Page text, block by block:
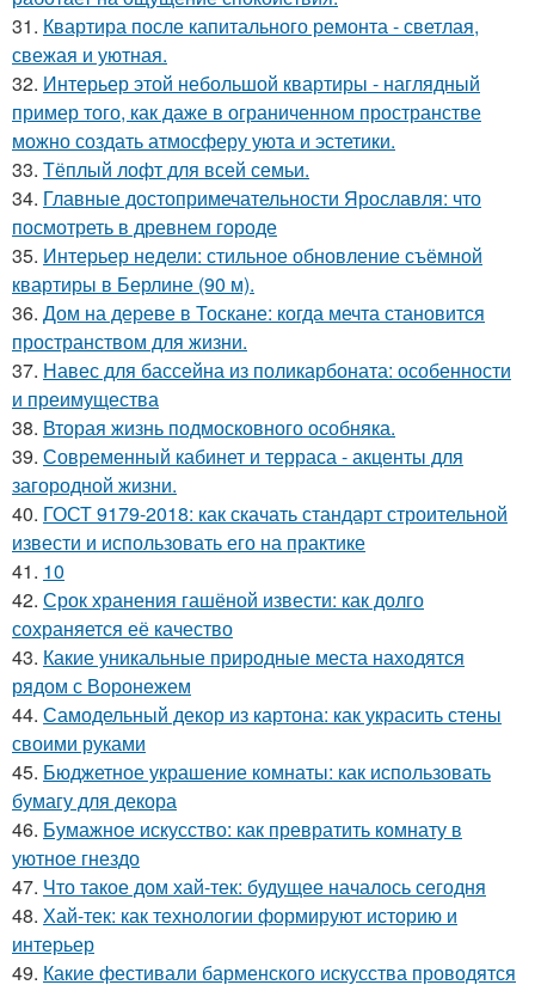
31. Квартира после капитального ремонта - светлая,
свежая и уютная.
32. Интерьер этой небольшой квартиры - наглядный
пример того, как даже в ограниченном пространстве
можно создать атмосферу уюта и эстетики.
33. Тёплый лофт для всей семьи.
34. Главные достопримечательности Ярославля: что
посмотреть в древнем городе
35. Интерьер недели: стильное обновление съёмной
квартиры в Берлине (90 м).
36. Дом на дереве в Тоскане: когда мечта становится
пространством для жизни.
37. Навес для бассейна из поликарбоната: особенности
и преимущества
38. Вторая жизнь подмосковного особняка.
39. Современный кабинет и терраса - акценты для
загородной жизни.
40. ГОСТ 9179-2018: как скачать стандарт строительной
извести и использовать его на практике
41. 10
42. Срок хранения гашёной извести: как долго
сохраняется её качество
43. Какие уникальные природные места находятся
рядом с Воронежем
44. Самодельный декор из картона: как украсить стены
своими руками
45. Бюджетное украшение комнаты: как использовать
бумагу для декора
46. Бумажное искусство: как превратить комнату в
уютное гнездо
47. Что такое дом хай-тек: будущее началось сегодня
48. Хай-тек: как технологии формируют историю и
интерьер
49. Какие фестивали барменского искусства проводятся